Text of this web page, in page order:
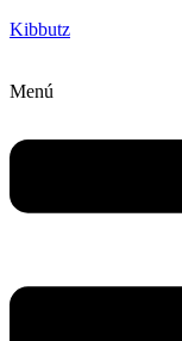
Kibbutz
Menú